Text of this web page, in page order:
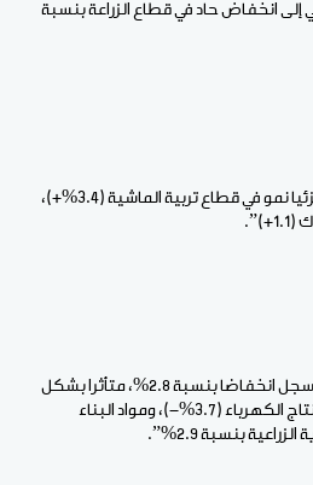
إلى انخفاض حاد في قطاع الزراعة بنسبة
ومع ذلك قابل هذا الانخفاض جزئيا نمو في قطاع تربية الماشية (3.4%+)،
وأشارت إلى أن القطاع الثانوي “سجل انخفاضا بنسبة 2.8%، متأثرا بشكل
خاص بقطاع البناء (7.1%-)، وإنتاج الكهرباء (3.7%-)، ومواد البناء